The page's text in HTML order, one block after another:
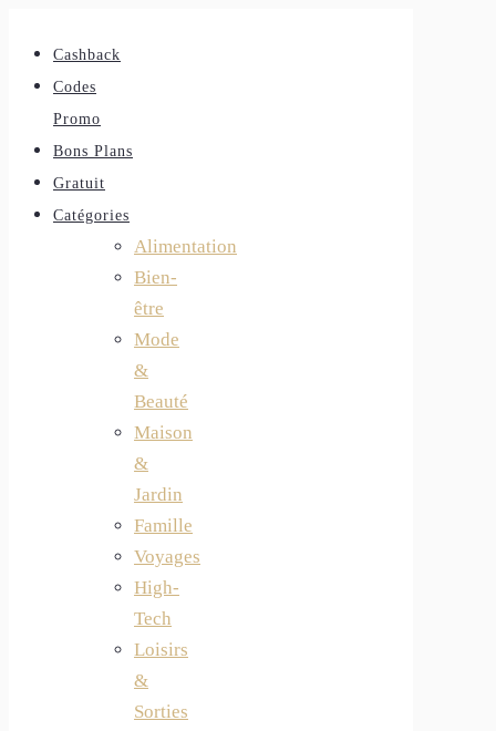
Cashback
Codes
Promo
Bons Plans
Gratuit
Catégories
Alimentation
Bien-
être
Mode
&
Beauté
Maison
&
Jardin
Famille
Voyages
High-
Tech
Loisirs
&
Sorties